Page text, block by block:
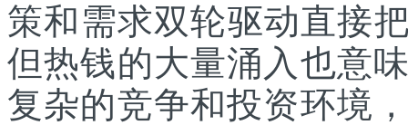
策和需求双轮驱动直接
但热钱的大量涌入也意
复杂的竞争和投资环境